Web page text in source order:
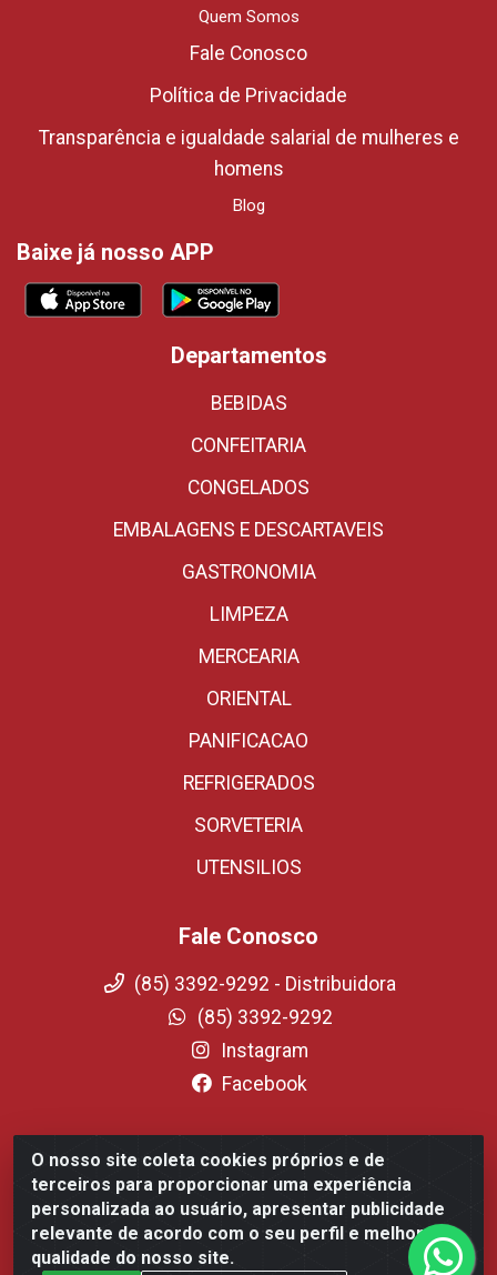
O nosso site coleta cookies próprios e de
terceiros para proporcionar uma experiência
personalizada ao usuário, apresentar publicidade
relevante de acordo com o seu perfil e melhorar a
qualidade do nosso site.
Quem Somos
Fale Conosco
Política de Privacidade
Transparência e igualdade salarial de mulheres e
homens
Blog
Baixe já nosso APP
Departamentos
BEBIDAS
CONFEITARIA
CONGELADOS
EMBALAGENS E DESCARTAVEIS
GASTRONOMIA
LIMPEZA
MERCEARIA
ORIENTAL
PANIFICACAO
REFRIGERADOS
SORVETERIA
UTENSILIOS
Fale Conosco
(85) 3392-9292 - Distribuidora
(85) 3392-9292
Instagram
Facebook
Fortali Distribuidora de Alimentos LTDA - Avenida Tomaz
Coelho, 1268 - Messejana, Fortaleza/CE - CEP 60.863-254-
CNPJ 09.317.318.0001-75